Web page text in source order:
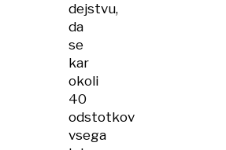
dejstvu,
da
se
kar
okoli
40
odstotkov
vsega